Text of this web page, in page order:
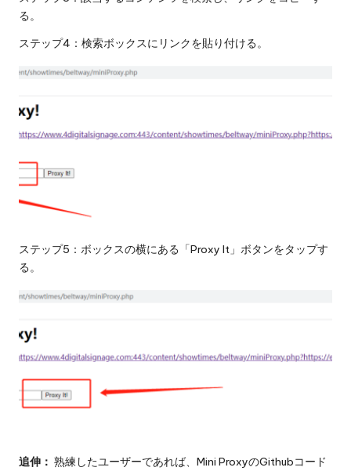
る。
ステップ4：検索ボックスにリンクを貼り付ける。
ステップ5：ボックスの横にある「Proxy It」ボタンをタップす
る。
追伸： 熟練したユーザーであれば、Mini ProxyのGithubコード